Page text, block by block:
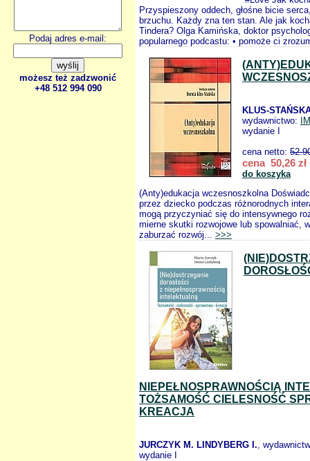
Podaj adres e-mail:
możesz też zadzwonić
+48 512 994 090
Przyspieszony oddech, głośne bicie
brzuchu. Każdy zna ten stan. Ale jak
Tindera? Olga Kamińska, doktor
popularnego podcastu: • pomoże ci
KLUS-
wydawnictwo:
wydanie I
cena netto:
cena 50,26 zł
do koszyka
(Anty)edukacja wczesnoszkolna
przez dziecko podczas różnorodnych
mogą przyczyniać się do intensywnego
mierne skutki rozwojowe lub spowalniać,
zaburzać rozwój... >>>
NIEPEŁNOSPRAWNOŚCIĄ
TOŻSAMOŚĆ CIELESNOŚĆ
KREACJA
JURCZYK M. LINDYBERG I.,
wydanie I